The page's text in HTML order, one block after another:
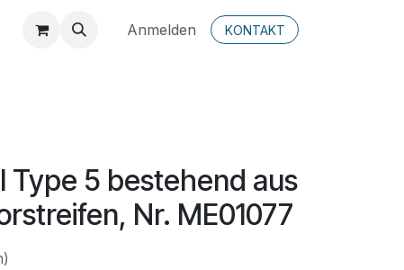
Anmelden KONTAKT
Type 5 bestehend aus
Nr. ME01077